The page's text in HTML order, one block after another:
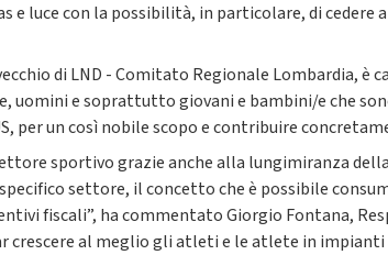
luce con la possibilità, in particolare, di cedere
di LND - Comitato Regionale Lombardia, è
uomini e soprattutto giovani e bambini/e che
per un così nobile scopo e contribuire
sportivo grazie anche alla lungimiranza
settore, il concetto che è possibile
fiscali”, ha commentato Giorgio Fontana,
al meglio gli atleti e le atlete in impianti